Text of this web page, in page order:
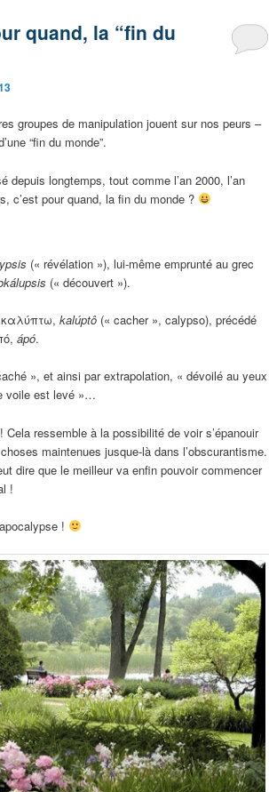
quand, la “fin du
groupes de manipulation jouent sur nos peurs –
“fin du monde”.
depuis longtemps, tout comme l’an 2000, l’an
c’est pour quand, la fin du monde ?
(« révélation »), lui-même emprunté au grec
(« découvert »).
καλύπτω, kalúptô (« cacher », calypso), précédé
ápó.
», et ainsi par extrapolation, « dévoilé au yeux
voile est levé »…
ressemble à la possibilité de voir s’épanouir
maintenues jusque-là dans l’obscurantisme.
dire que le meilleur va enfin pouvoir commencer
!
!